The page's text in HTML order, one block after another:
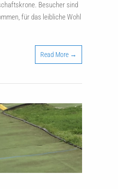
Besucher sind
für das leibliche Wohl
Read More →